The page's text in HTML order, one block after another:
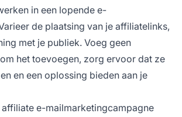
in een lopende e-
de plaatsing van je affiliatelinks,
met je publiek. Voeg geen
het toevoegen, zorg ervoor dat ze
en een oplossing bieden aan je
affiliate e-mailmarketingcampagne